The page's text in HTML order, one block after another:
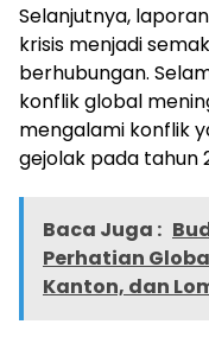
Selanjutnya,
krisis menjadi
berhubungan.
konflik global
mengalami konflik
gejolak pada tahun
Baca Juga :
Perhatian
Kanton, dan